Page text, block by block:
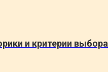
и критерии выбора